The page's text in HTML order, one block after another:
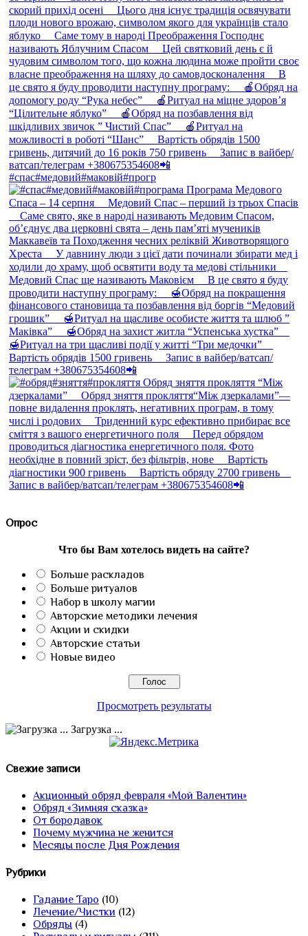
#спас#медовий#маковій#прогр
Опрос
Что бы Вам хотелось видеть на сайте?
Больше раскладов
Больше ритуалов
Набор в школу магии
Авторские методики лечения
Акции и скидки
Авторские статьи
Новые видео
Просмотреть результаты
Загрузка ...
Свежие записи
Акционный обряд февраля «Мой Валентин»
Обряд «Зимняя сказка»
От бородавок
Почему мужчина не женится
Месяцы после Дня Рождения
Рубрики
Гадание Таро (10)
Лечение/Чистки (12)
Обряды (4)